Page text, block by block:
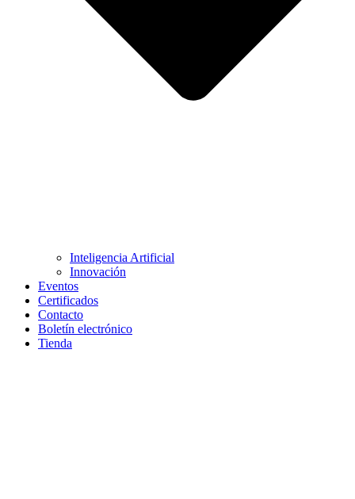
Inteligencia Artificial
Innovación
Eventos
Certificados
Contacto
Boletín electrónico
Tienda